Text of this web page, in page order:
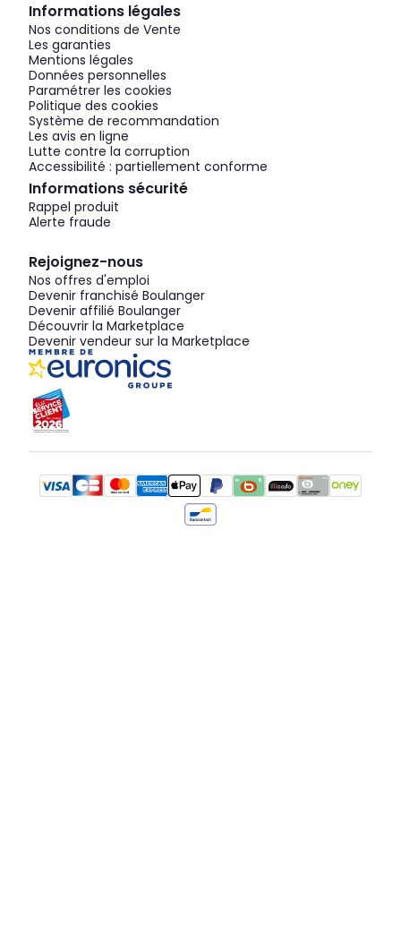
Informations légales
Nos conditions de Vente
Les garanties
Mentions légales
Données personnelles
Paramétrer les cookies
Politique des cookies
Système de recommandation
Les avis en ligne
Lutte contre la corruption
Accessibilité : partiellement conforme
Informations sécurité
Rappel produit
Alerte fraude
Rejoignez-nous
Nos offres d'emploi
Devenir franchisé Boulanger
Devenir affilié Boulanger
Découvrir la Marketplace
Devenir vendeur sur la Marketplace